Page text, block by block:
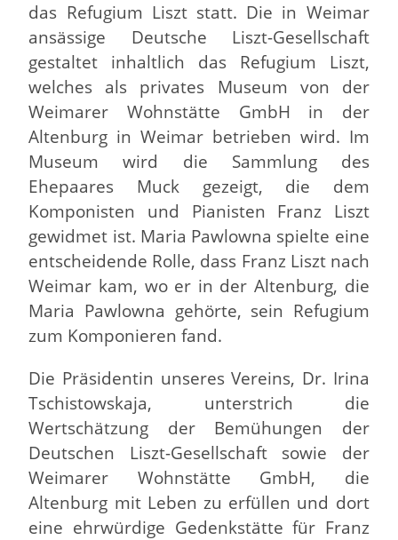
das Refugium Liszt statt. Die in Weimar
ansässige Deutsche Liszt-Gesellschaft
gestaltet inhaltlich das Refugium Liszt,
welches als privates Museum von der
Weimarer Wohnstätte GmbH in der
Altenburg in Weimar betrieben wird. Im
Museum wird die Sammlung des
Ehepaares Muck gezeigt, die dem
Komponisten und Pianisten Franz Liszt
gewidmet ist. Maria Pawlowna spielte eine
entscheidende Rolle, dass Franz Liszt nach
Weimar kam, wo er in der Altenburg, die
Maria Pawlowna gehörte, sein Refugium
zum Komponieren fand.
Die Präsidentin unseres Vereins, Dr. Irina
Tschistowskaja, unterstrich die
Wertschätzung der Bemühungen der
Deutschen Liszt-Gesellschaft sowie der
Weimarer Wohnstätte GmbH, die
Altenburg mit Leben zu erfüllen und dort
eine ehrwürdige Gedenkstätte für Franz